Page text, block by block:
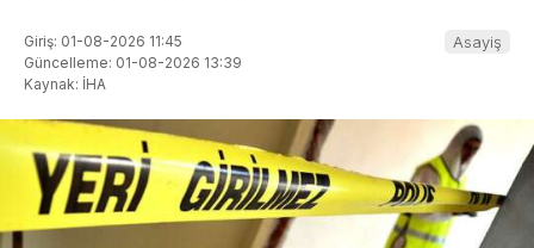
Giriş: 01-08-2026 11:45
Güncelleme: 01-08-2026 13:39
Kaynak: İHA
Asayiş